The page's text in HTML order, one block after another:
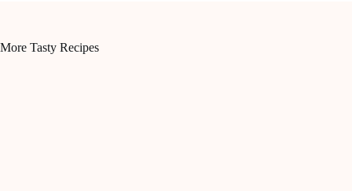
More Tasty Recipes